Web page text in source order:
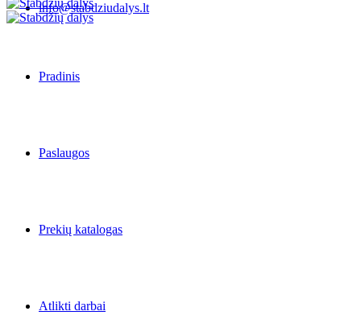
info@stabdziudalys.lt
Pradinis
Paslaugos
Prekių katalogas
Atlikti darbai